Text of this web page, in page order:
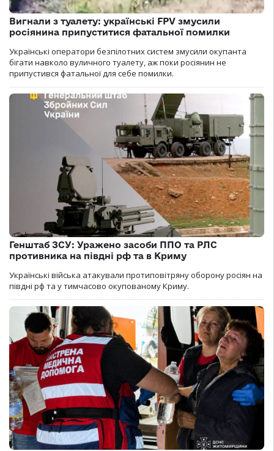
Вигнали з туалету: українські FPV змусили
росіянина припуститися фатальної помилки
Українські оператори безпілотних систем змусили окупанта
бігати навколо вуличного туалету, аж поки росіянин не
припустився фатальної для себе помилки.
Генштаб ЗСУ: Уражено засоби ППО та РЛС
противника на півдні рф та в Криму
Українські війська атакували протиповітряну оборону росіян на
півдні рф та у тимчасово окупованому Криму.